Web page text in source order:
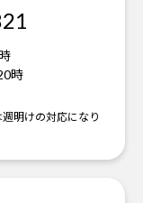
時
明けの対応になり